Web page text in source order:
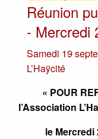
Réunion
- Mercredi
Samedi 19
L’Haÿcité
« POUR
l’Association
le Mercredi